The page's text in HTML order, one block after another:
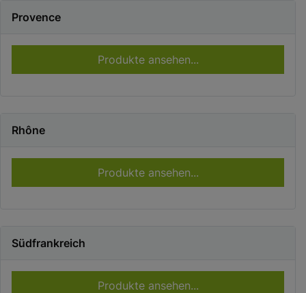
Provence
Produkte ansehen...
Rhône
Produkte ansehen...
Südfrankreich
Produkte ansehen...